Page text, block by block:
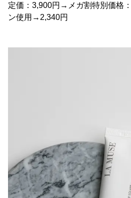
定価：3,900円→メガ割特別価格
ン使用→2,340円